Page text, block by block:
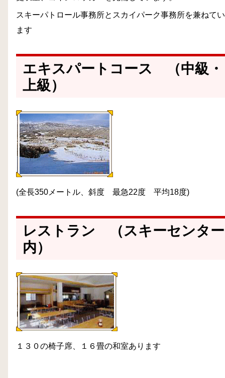
スキーパトロール事務所とスカイパーク事務所を兼ねてい
ます
エキスパートコース （中級・
上級）
(全長350メートル、斜度 最急22度 平均18度)
レストラン （スキーセンター
内）
１３０の椅子席、１６畳の和室あります